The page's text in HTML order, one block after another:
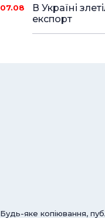
07.08
В Україні
експорт
Будь-яке копіювання,